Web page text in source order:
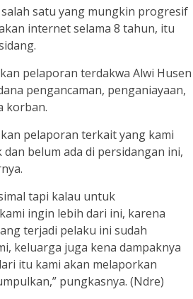
satu yang mungkin progresif
internet selama 8 tahun, itu
pelaporan terdakwa Alwi Husen
pengancaman, penganiayaan,
korban.
pelaporan terkait yang kami
belum ada di persidangan ini,
tapi kalau untuk
ingin lebih dari ini, karena
terjadi pelaku ini sudah
keluarga juga kena dampaknya
itu kami akan melaporkan
pungkasnya. (Ndre)